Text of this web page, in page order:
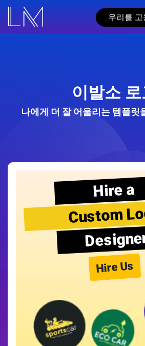
우리를
이발소
나에게 더 잘 어울리는 템플릿
Hire a
Custom
Hire Us